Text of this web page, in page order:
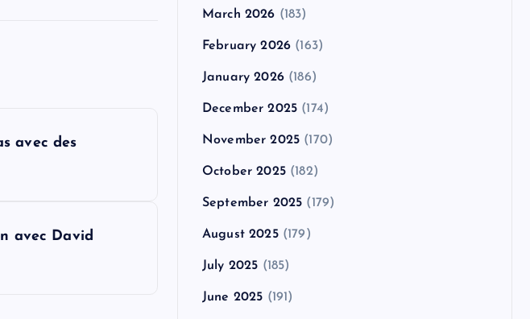
avec des
avec David
March 2026 (183)
February 2026 (163)
January 2026(186)
December 2025 (174)
November 2025 (170)
October 2025(182)
September 2025 (179)
August 2025(179)
July 2025 (185)
June 2025 (191)